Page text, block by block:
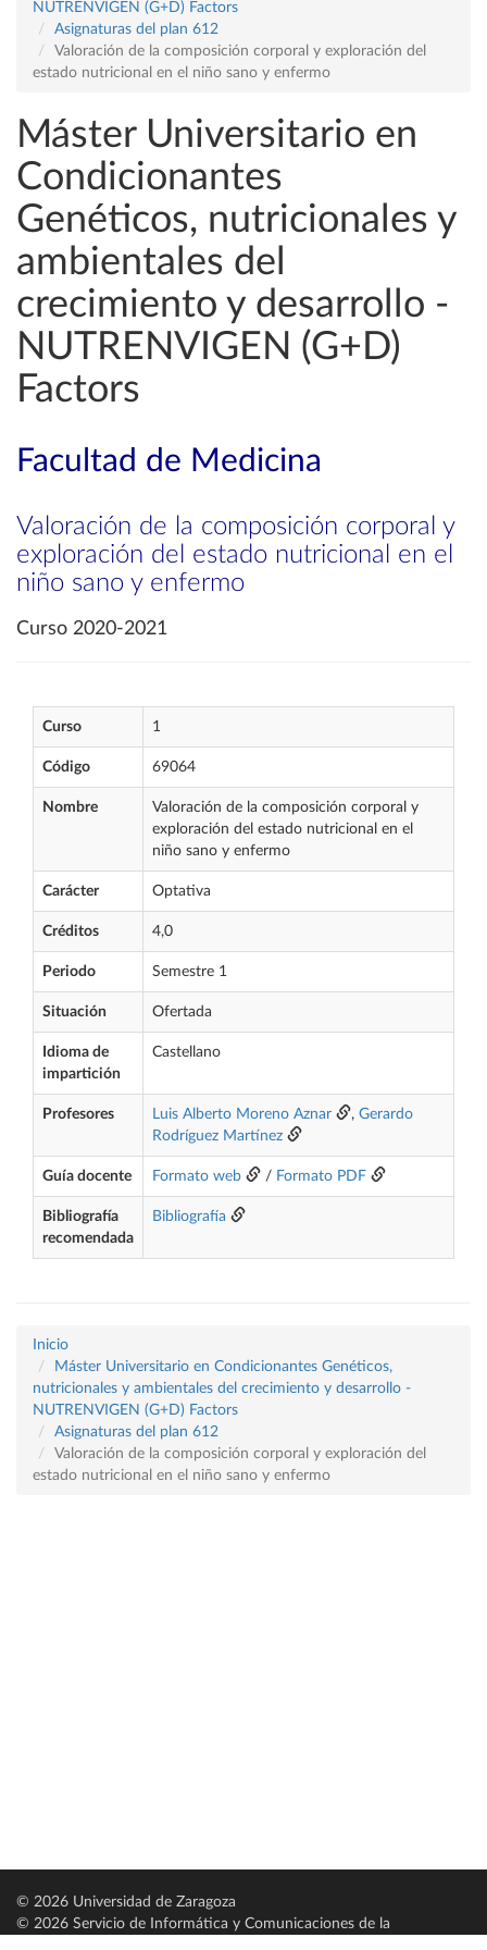
NUTRENVIGEN (G+D) Factors
Asignaturas del plan 612
Valoración de la composición corporal y exploración del
estado nutricional en el niño sano y enfermo
Máster Universitario en
Condicionantes
Genéticos, nutricionales y
ambientales del
crecimiento y desarrollo -
NUTRENVIGEN (G+D)
Factors
Facultad de Medicina
Valoración de la composición corporal y
exploración del estado nutricional en el
niño sano y enfermo
Curso 2020-2021
Curso 1
Código 69064
Nombre
Valoración de la composición corporal y
exploración del estado nutricional en el
niño sano y enfermo
Carácter Optativa
Créditos 4,0
Periodo Semestre 1
Situación Ofertada
Idioma de
impartición
Castellano
Profesores Luis Alberto Moreno Aznar , Gerardo
Rodríguez Martínez
Guía docente Formato web / Formato PDF
Bibliografía
recomendada
Bibliografía
Inicio
Máster Universitario en Condicionantes Genéticos,
nutricionales y ambientales del crecimiento y desarrollo -
NUTRENVIGEN (G+D) Factors
Asignaturas del plan 612
Valoración de la composición corporal y exploración del
estado nutricional en el niño sano y enfermo
© 2026 Universidad de Zaragoza
© 2026 Servicio de Informática y Comunicaciones de la